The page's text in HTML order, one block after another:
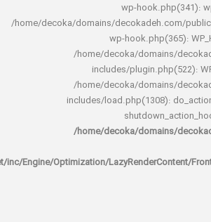
wp-
/home/decoka/domains/
wp-
/home/decoka/
includes/
/home/decoka/
includes/
/home/decoka/
rocket/inc/Engine/Optimization/